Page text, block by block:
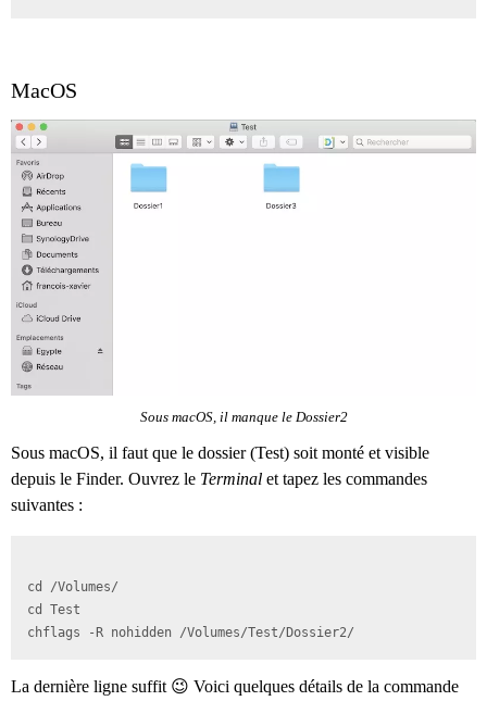
MacOS
Sous macOS, il manque le Dossier2
Sous macOS, il faut que le dossier (Test) soit monté et visible
depuis le Finder. Ouvrez le Terminal et tapez les commandes
suivantes :
cd /Volumes/
cd Test
chflags -R nohidden /Volumes/Test/Dossier2/
La dernière ligne suffit 😉 Voici quelques détails de la commande